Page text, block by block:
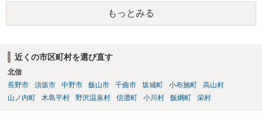
もっとみる
近くの市区町村を選び直す
北信
長野市
須坂市 中野市 飯山市 千曲市 坂城町 小布施町
高山村
山ノ内町
木島平村 野沢温泉村 信濃町 小川村 飯綱町 栄村